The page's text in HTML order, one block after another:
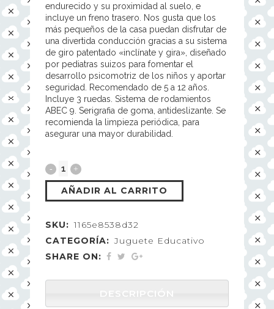
endurecido y su proximidad al suelo, e
incluye un freno trasero. Nos gusta que los
más pequeños de la casa puedan disfrutar de
una divertida conducción gracias a su sistema
de giro patentado «inclínate y gira», diseñado
por pediatras suizos para fomentar el
desarrollo psicomotriz de los niños y aportar
seguridad. Recomendado de 5 a 12 años.
Incluye 3 ruedas. Sistema de rodamientos
ABEC 9. Serigrafia de goma, antideslizante. Se
recomienda la limpieza periódica, para
asegurar una mayor durabilidad.
AÑADIR AL CARRITO
SKU: 1165e8538d32
CATEGORÍA: Juguete Educativo
SHARE ON:
DESCRIPCIÓN